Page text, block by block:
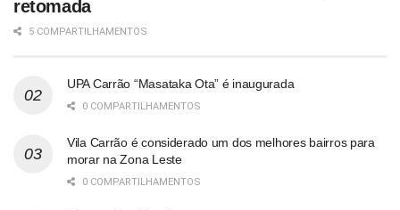
retomada
5 COMPARTILHAMENTOS
UPA Carrão “Masataka Ota” é inaugurada
0 COMPARTILHAMENTOS
Vila Carrão é considerado um dos melhores bairros para
morar na Zona Leste
0 COMPARTILHAMENTOS